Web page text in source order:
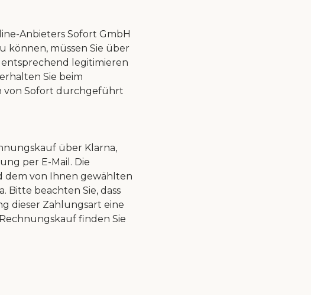
Anbieters Sofort GmbH
können, müssen Sie über
legitimieren
Sie beim
von Sofort durchgeführt
über Klarna,
per E-Mail. Die
dem von Ihnen gewählten
Bitte beachten Sie, dass
dieser Zahlungsart eine
finden Sie